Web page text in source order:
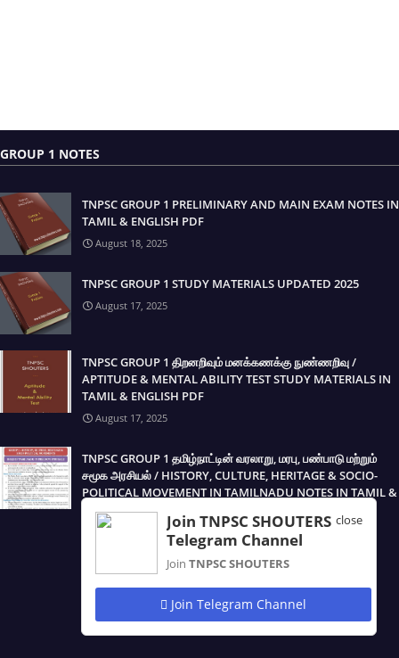
GROUP 1 NOTES
TNPSC GROUP 1 PRELIMINARY AND MAIN EXAM NOTES IN
TAMIL & ENGLISH PDF
August 18, 2025
TNPSC GROUP 1 STUDY MATERIALS UPDATED 2025
August 17, 2025
TNPSC GROUP 1 திறனறிவும் மனக்கணக்கு நுண்ணறிவு /
APTITUDE & MENTAL ABILITY TEST STUDY MATERIALS IN
TAMIL & ENGLISH PDF
August 17, 2025
TNPSC GROUP 1 தமிழ்நாட்டின் வரலாறு, மரபு, பண்பாடு மற்றும்
சமூக அரசியல் / HISTORY, CULTURE, HERITAGE & SOCIO-
POLITICAL MOVEMENT IN TAMILNADU NOTES IN TAMIL &
ENGLISH PDF
August 17, 2025
close
Join TNPSC SHOUTERS
Telegram Channel
Join TNPSC SHOUTERS
Join Telegram Channel